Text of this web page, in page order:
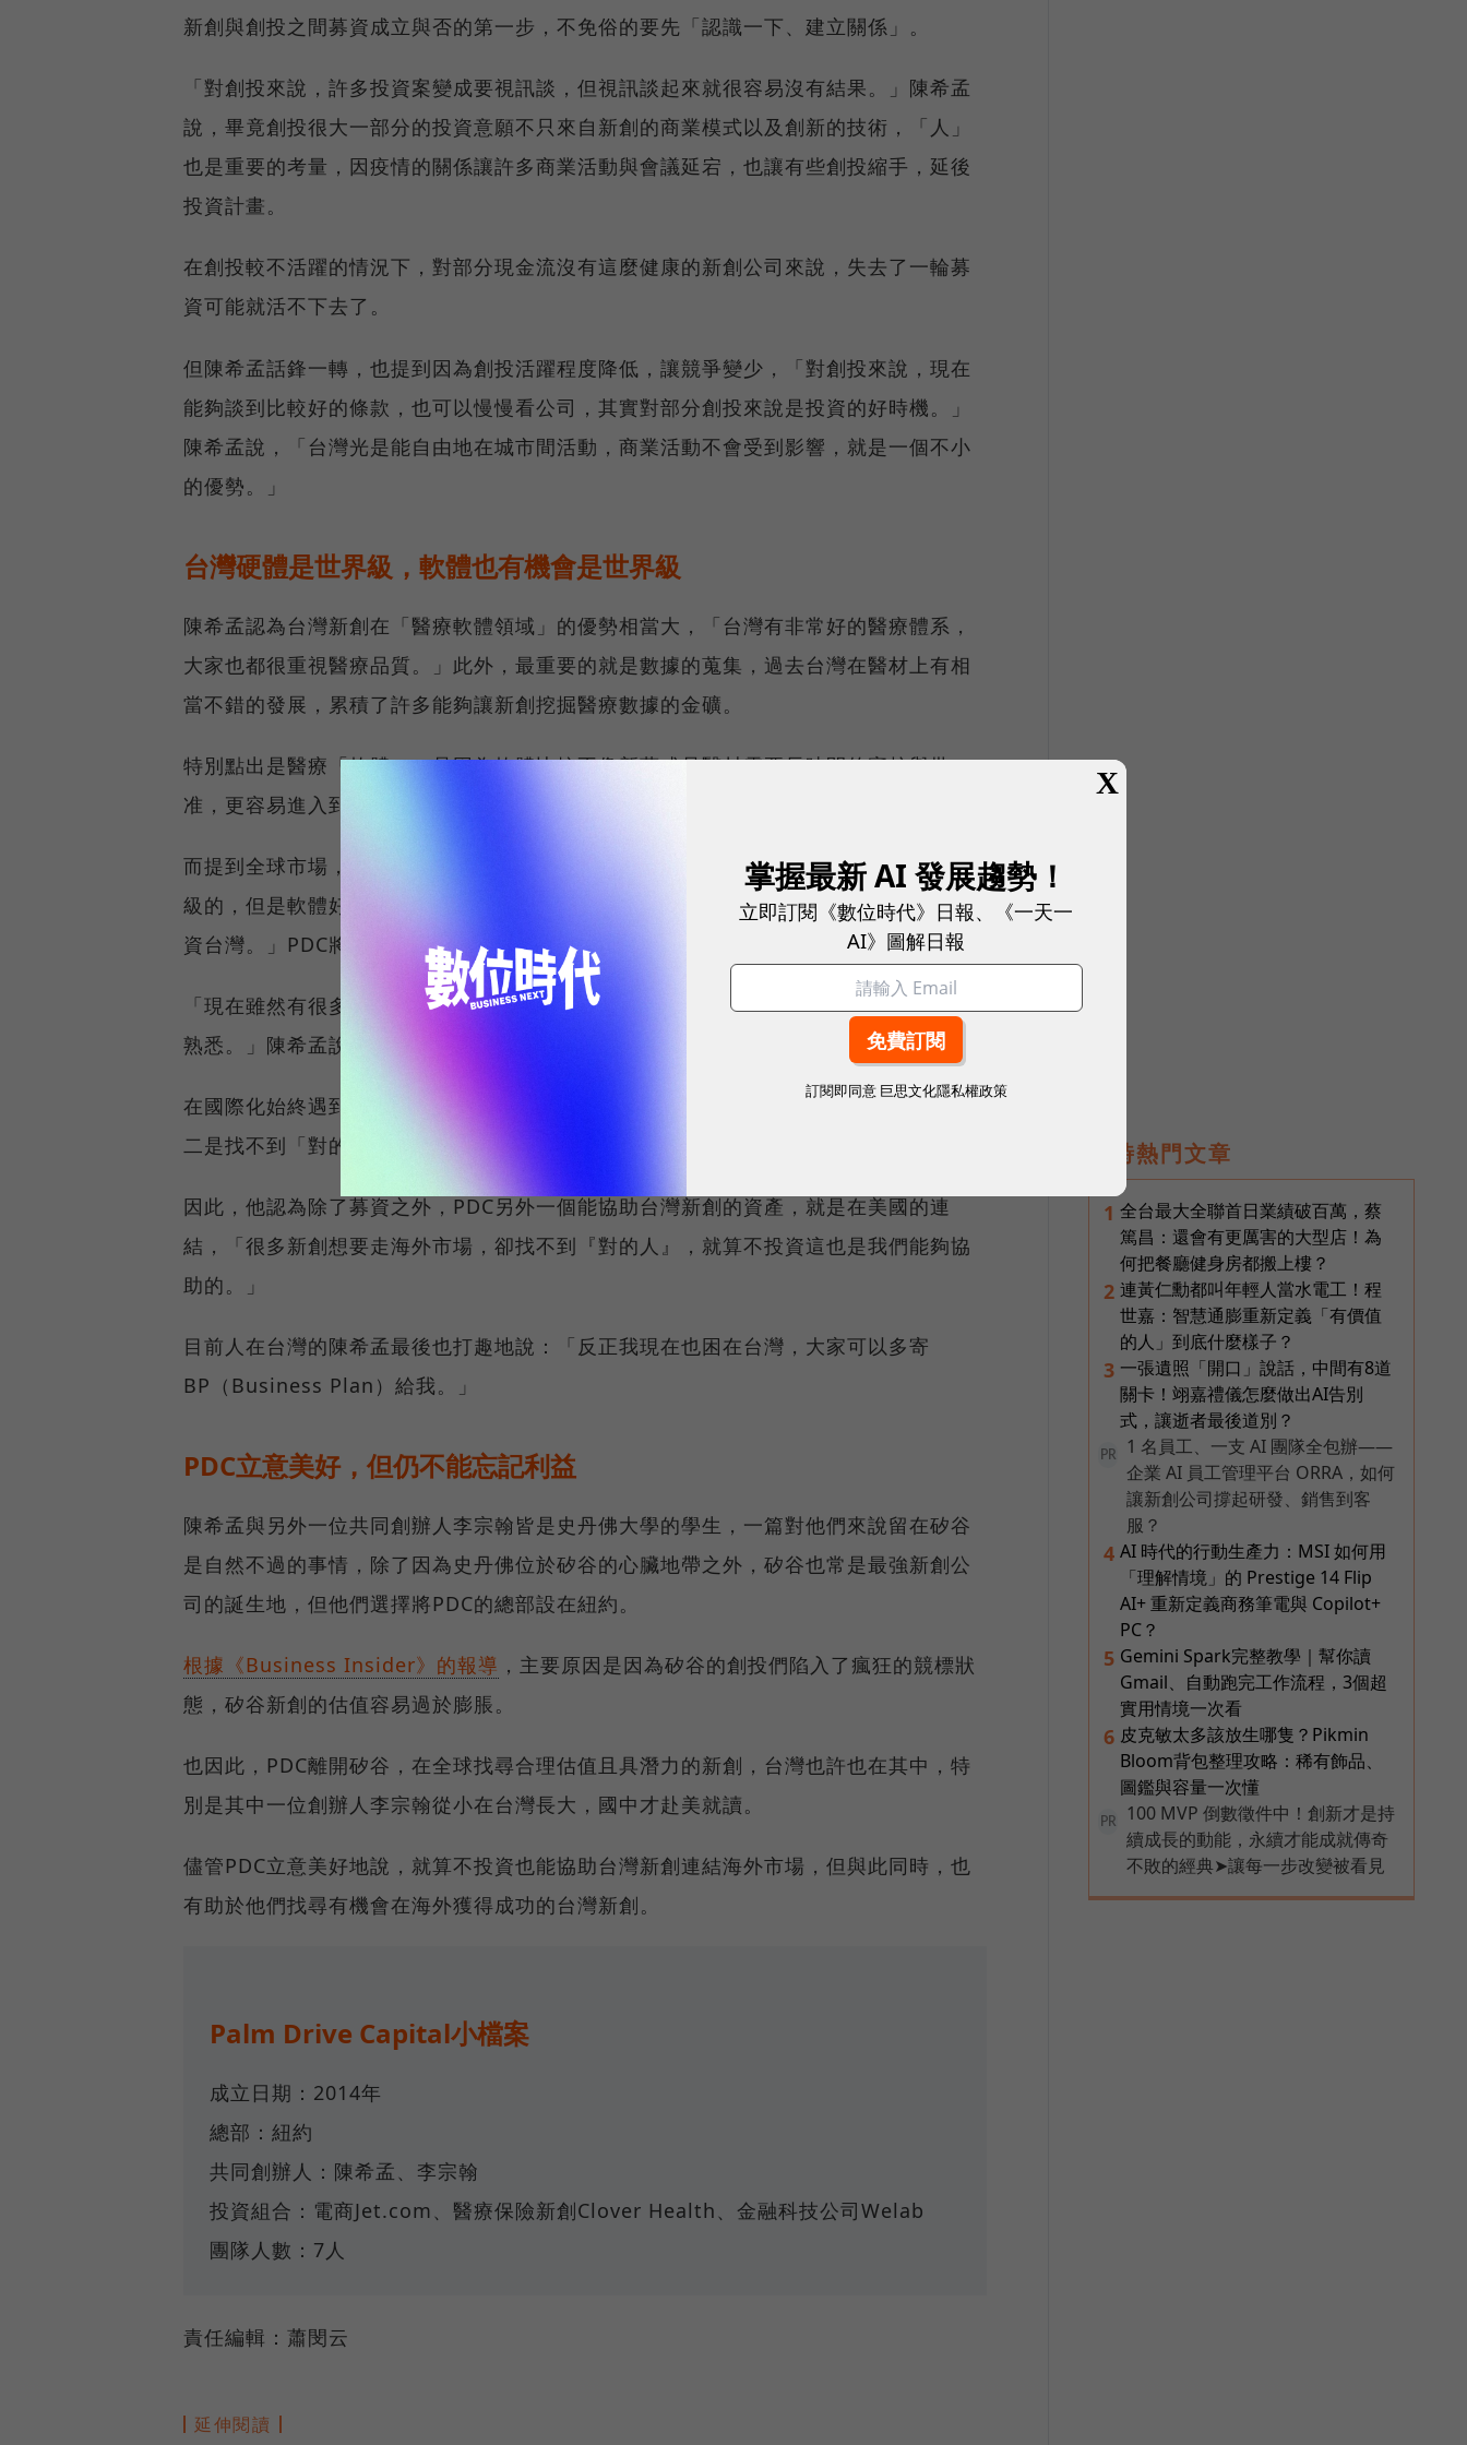
新創與創投之間募資成立與否的第一步，不免俗的要先「認識一下、建立關係」。
「對創投來說，許多投資案變成要視訊談，但視訊談起來就很容易沒有結果。」陳希孟
說，畢竟創投很大一部分的投資意願不只來自新創的商業模式以及創新的技術，「人」
也是重要的考量，因疫情的關係讓許多商業活動與會議延宕，也讓有些創投縮手，延後
投資計畫。
在創投較不活躍的情況下，對部分現金流沒有這麼健康的新創公司來說，失去了一輪募
資可能就活不下去了。
但陳希孟話鋒一轉，也提到因為創投活躍程度降低，讓競爭變少，「對創投來說，現在
能夠談到比較好的條款，也可以慢慢看公司，其實對部分創投來說是投資的好時機。」
陳希孟說，「台灣光是能自由地在城市間活動，商業活動不會受到影響，就是一個不小
的優勢。」
台灣硬體是世界級，軟體也有機會是世界級
陳希孟認為台灣新創在「醫療軟體領域」的優勢相當大，「台灣有非常好的醫療體系，
大家也都很重視醫療品質。」此外，最重要的就是數據的蒐集，過去台灣在醫材上有相
當不錯的發展，累積了許多能夠讓新創挖掘醫療數據的金礦。
特別點出是醫療「軟體」，是因為軟體比較不像新藥或是醫材需要長時間的審核與批
准，更容易進入到全球市場。
而提到全球市場，陳希孟認為「國際化」到現仍是台灣新創的弱勢，「台灣硬體是世界
級的，但是軟體好像還沒有跟上，但絕對是有機會的，所以我們才會也挪一部分資金投
資台灣。」PDC將會挪出1-2,000萬美元（約為台幣3-6億元）用於投資台灣新創。
「現在雖然有很多回到台灣的海外創業家，但是還是有很多本土新創對於海外市場並不
熟悉。」陳希孟說，「台灣人才真的很多，但是要拿到更高的估值，還是要走出去。」
在國際化始終遇到困難，陳希孟認為有兩大關鍵：一是從一開始就沒有瞄準國際市場；
二是找不到「對的人」。
因此，他認為除了募資之外，PDC另外一個能協助台灣新創的資產，就是在美國的連
結，「很多新創想要走海外市場，卻找不到『對的人』，就算不投資這也是我們能夠協
助的。」
目前人在台灣的陳希孟最後也打趣地說：「反正我現在也困在台灣，大家可以多寄
BP（Business Plan）給我。」
PDC立意美好，但仍不能忘記利益
陳希孟與另外一位共同創辦人李宗翰皆是史丹佛大學的學生，一篇對他們來說留在矽谷
是自然不過的事情，除了因為史丹佛位於矽谷的心臟地帶之外，矽谷也常是最強新創公
司的誕生地，但他們選擇將PDC的總部設在紐約。
根據《Business Insider》的報導 ，主要原因是因為矽谷的創投們陷入了瘋狂的競標狀
態，矽谷新創的估值容易過於膨脹。
也因此，PDC離開矽谷，在全球找尋合理估值且具潛力的新創，台灣也許也在其中，特
別是其中一位創辦人李宗翰從小在台灣長大，國中才赴美就讀。
儘管PDC立意美好地說，就算不投資也能協助台灣新創連結海外市場，但與此同時，也
有助於他們找尋有機會在海外獲得成功的台灣新創。
Palm Drive Capital小檔案
成立日期：2014年
總部：紐約
共同創辦人：陳希孟、李宗翰
投資組合：電商Jet.com、醫療保險新創Clover Health、金融科技公司Welab
團隊人數：7人
責任編輯：蕭閔云
延伸閱讀
即時熱門文章
1 全台最大全聯首日業績破百萬，蔡
篤昌：還會有更厲害的大型店！為
何把餐廳健身房都搬上樓？
2 連黃仁勳都叫年輕人當水電工！程
世嘉：智慧通膨重新定義「有價值
的人」到底什麼樣子？
3 一張遺照「開口」說話，中間有8道
關卡！翊嘉禮儀怎麼做出AI告別
式，讓逝者最後道別？
PR
1 名員工、一支 AI 團隊全包辦——
企業 AI 員工管理平台 ORRA，如何
讓新創公司撐起研發、銷售到客
服？
4 AI 時代的行動生產力：MSI 如何用
「理解情境」的 Prestige 14 Flip
AI+ 重新定義商務筆電與 Copilot+
PC？
5 Gemini Spark完整教學｜幫你讀
Gmail、自動跑完工作流程，3個超
實用情境一次看
6 皮克敏太多該放生哪隻？Pikmin
Bloom背包整理攻略：稀有飾品、
圖鑑與容量一次懂
PR
100 MVP 倒數徵件中！創新才是持
續成長的動能，永續才能成就傳奇
不敗的經典➤讓每一步改變被看見
X
掌握最新 AI 發展趨勢！
立即訂閱《數位時代》日報、《一天一
AI》圖解日報
訂閱即同意 巨思文化隱私權政策